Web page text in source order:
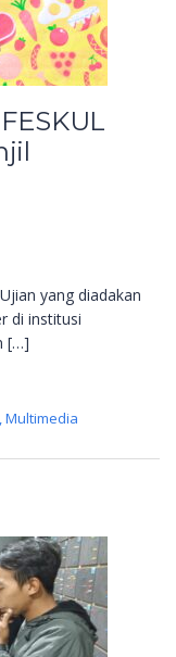
yang diadakan
di institusi
[…]
,Multimedia